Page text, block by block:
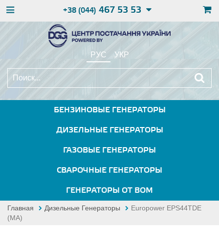
+38 (044) 467 53 53
РУС УКР
БЕНЗИНОВЫЕ ГЕНЕРАТОРЫ
ДИЗЕЛЬНЫЕ ГЕНЕРАТОРЫ
ГАЗОВЫЕ ГЕНЕРАТОРЫ
СВАРОЧНЫЕ ГЕНЕРАТОРЫ
ГЕНЕРАТОРЫ ОТ ВОМ
Главная Дизельные Генераторы
Europower EPS44TDE
(MA)